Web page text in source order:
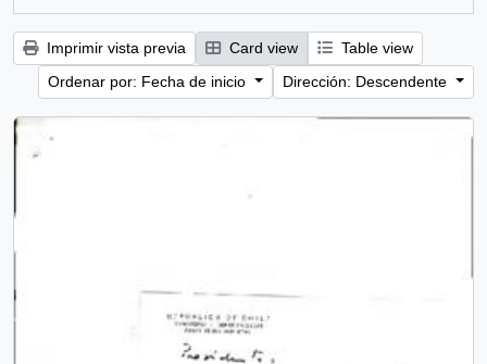
Imprimir vista previa Card view
Table view
Ordenar por: Fecha de inicio
Dirección: Descendente